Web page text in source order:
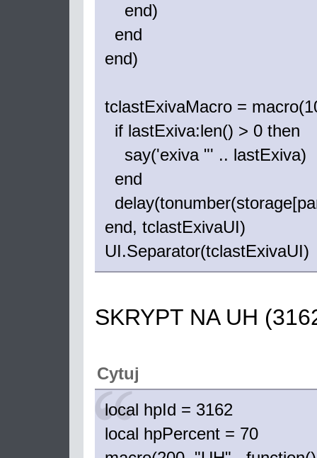
end)
end
end)
tclastExivaMacro =
if lastExiva:len() > 0 then
say('exiva "' .. lastExiva)
end
end, tclastExivaUI)
UI.Separator(tclastExivaUI)
SKRYPT NA UH
Cytuj
local hpId = 3162
local hpPercent = 70